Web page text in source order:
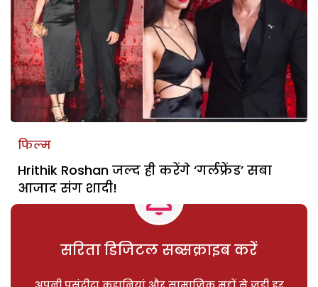
फिल्म
Hrithik Roshan जल्द ही करेंगे ‘गर्लफ्रेंड’ सबा
आजाद संग शादी!
सरिता डिजिटल सब्सक्राइब करें